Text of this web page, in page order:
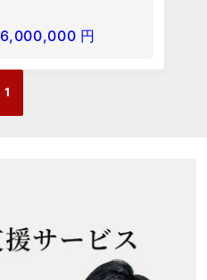
6,000,000 円
1